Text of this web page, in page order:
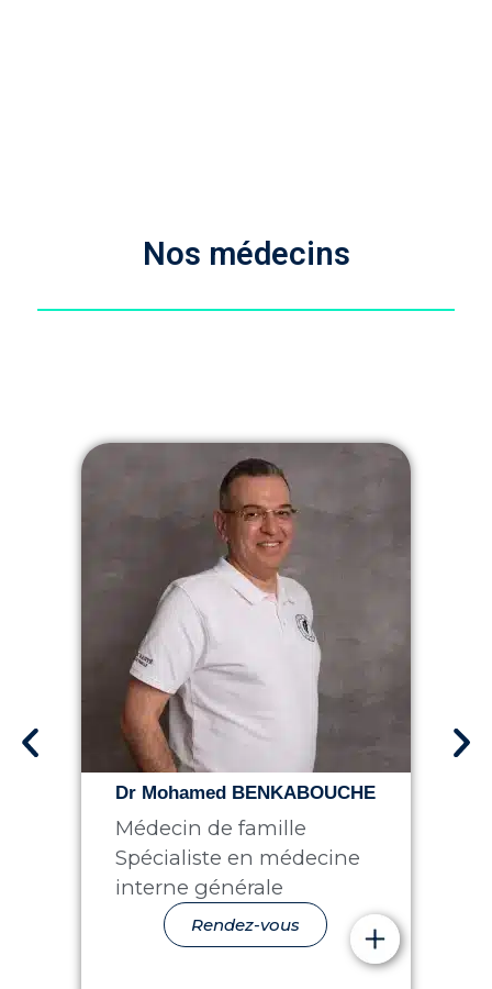
Nos médecins
Dr Mohamed BENKABOUCHE
Médecin de famille
Spécialiste en médecine
interne générale
Rendez-vous